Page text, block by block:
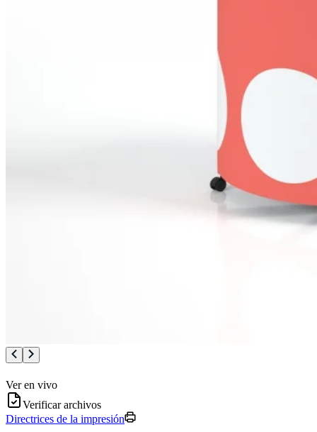
Ver en vivo
Verificar archivos
Directrices de la impresión